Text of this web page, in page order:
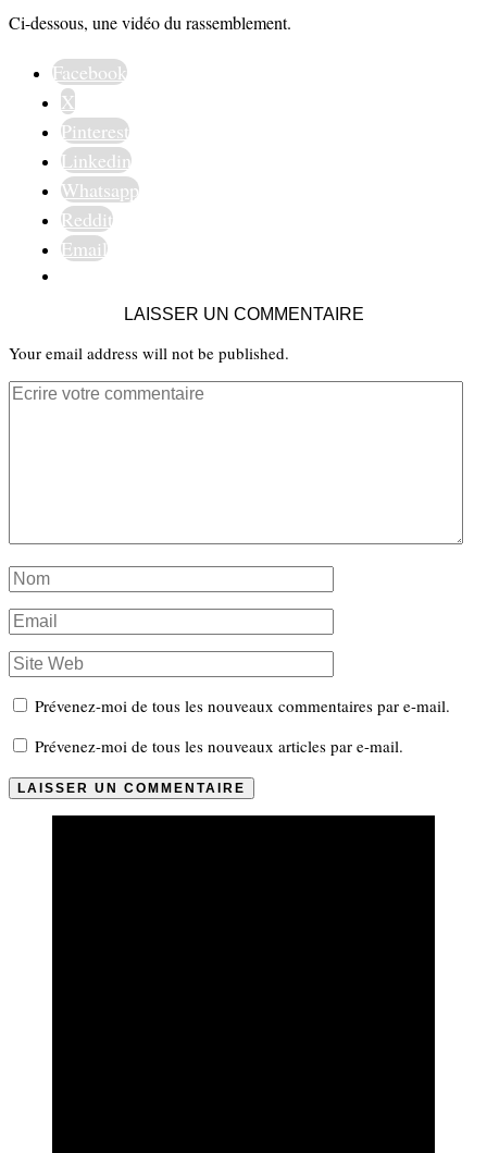
Ci-dessous, une vidéo du rassemblement.
Facebook
X
Pinterest
Linkedin
Whatsapp
Reddit
Email
LAISSER UN COMMENTAIRE
Your email address will not be published.
Prévenez-moi de tous les nouveaux commentaires par e-mail.
Prévenez-moi de tous les nouveaux articles par e-mail.